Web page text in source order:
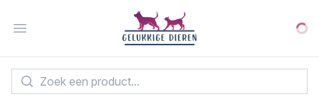
Open menu
Your Company